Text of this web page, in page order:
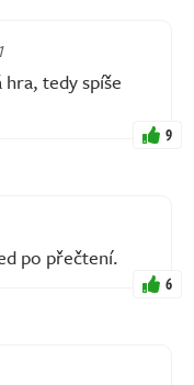
tedy spíše
9
po přečtení.
6